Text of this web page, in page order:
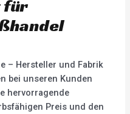
für
– Hersteller und Fabrik
bei unseren Kunden
hervorragende
Preis und den